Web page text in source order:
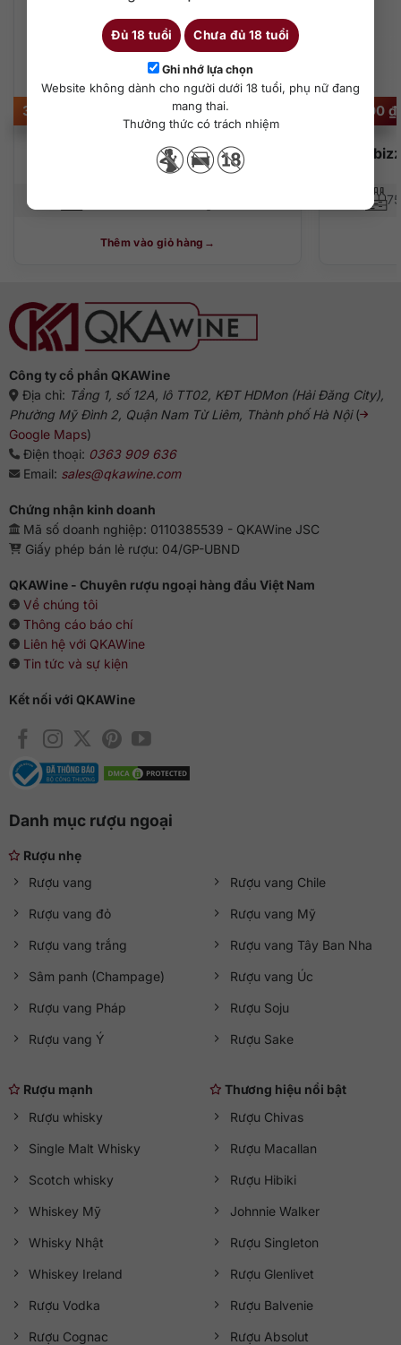
Đủ 18 tuổi Chưa đủ 18 tuổi
Ghi nhớ lựa chọn
Website không dành cho người dưới 18 tuổi, phụ nữ đang
mang thai.
Thưởng thức có trách nhiệm
M.Chapoutier “Marius” Pays d’OC
315.000
Thêm vào giỏ hàng
Les
580.000₫
Công ty cổ phần QKAWine
Địa chỉ: Tầng 1, số 12A, lô TT02, KĐT HDMon (Hải Đăng City),
Phường Mỹ Đình 2, Quận Nam Từ Liêm, Thành phố Hà Nội(
Google Maps)
Điện thoại: 0363 909 636
Email: sales@qkawine.com
Chứng nhận kinh doanh
Mã số doanh nghiệp: 0110385539 - QKAWine JSC
Giấy phép bán lẻ rượu: 04/GP-UBND
QKAWine - Chuyên rượu ngoại hàng đầu Việt Nam
Về chúng tôi
Thông cáo báo chí
Liên hệ với QKAWine
Tin tức và sự kiện
Kết nối với QKAWine
Danh mục rượu ngoại
Rượu nhẹ
Rượu vang
Rượu vang đỏ
Rượu vang trắng
Sâm panh (Champage)
Rượu vang Pháp
Rượu vang Ý
Rượu vang Chile
Rượu vang Mỹ
Rượu vang Tây Ban Nha
Rượu vang Úc
Rượu Soju
Rượu Sake
Rượu mạnh
Rượu whisky
Single Malt Whisky
Scotch whisky
Whiskey Mỹ
Whisky Nhật
Whiskey Ireland
Rượu Vodka
Rượu Cognac
Thương hiệu nổi bật
Rượu Chivas
Rượu Macallan
Rượu Hibiki
Johnnie Walker
Rượu Singleton
Rượu Glenlivet
Rượu Balvenie
Rượu Absolut